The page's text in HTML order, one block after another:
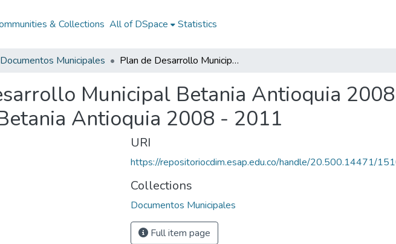
& Collections All of DSpace Statistics
Documentos Municipales Plan de Desarrollo Municipal Betania Antioquia 2008 - 2011: PD Municipal Betania Antioquia 2008 - 2011
Municipal Betania Antioquia
Antioquia 2008 - 2011
URI
https://repositoriocdim.esap.edu.co/handle/20.500.14471/
Collections
Documentos Municipales
Full item page